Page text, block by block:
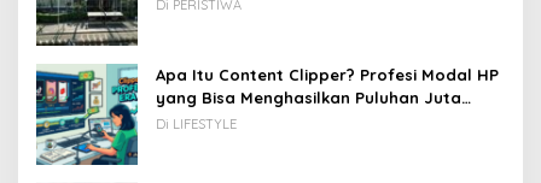
Di PERISTIWA
Apa Itu Content Clipper? Profesi Modal HP
yang Bisa Menghasilkan Puluhan Juta
Rupiah
Di LIFESTYLE